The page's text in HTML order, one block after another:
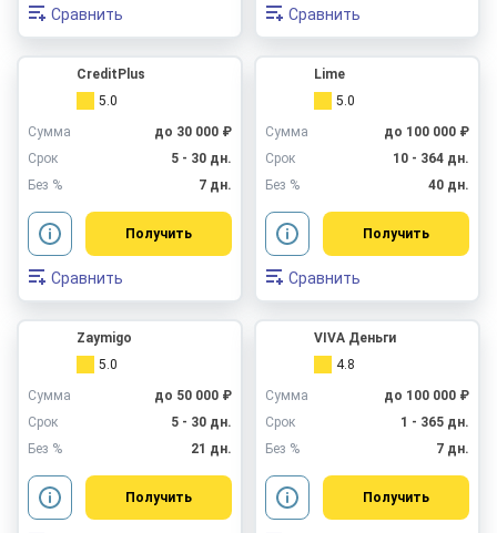
Сравнить Сравнить
CreditPlus
5.0
Сумма
до 30 000 ₽
Срок
5 - 30 дн.
Без %
7 дн.
Получить
Сравнить
Lime
5.0
Сумма
до 100 000 ₽
Срок
10 - 364 дн.
Без %
40 дн.
Получить
Сравнить
Zaymigo
5.0
Сумма
до 50 000 ₽
Срок
5 - 30 дн.
Без %
21 дн.
Получить
VIVA Деньги
4.8
Сумма
до 100 000 ₽
Срок
1 - 365 дн.
Без %
7 дн.
Получить